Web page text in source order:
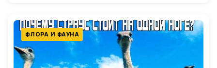
ФЛОРА И ФАУНА